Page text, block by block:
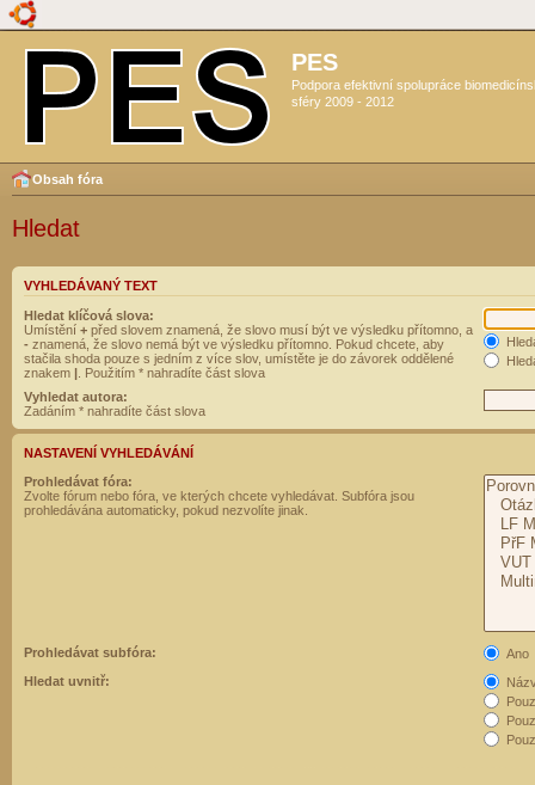
PES
Podpora efektivní spolupráce
sféry 2009 - 2012
Obsah fóra
Hledat
VYHLEDÁVANÝ TEXT
Hledat klíčová slova:
Umístění + před slovem znamená, že slovo musí být ve výsledku přítomno, a
- znamená, že slovo nemá být ve výsledku přítomno. Pokud chcete, aby
stačila shoda pouze s jedním z více slov, umístěte je do závorek oddělené
znakem | . Použitím * nahradíte část slova
Vyhledat autora:
Zadáním * nahradíte část slova
NASTAVENÍ VYHLEDÁVÁNÍ
Prohledávat fóra:
Zvolte fórum nebo fóra, ve kterých chcete vyhledávat. Subfóra jsou
prohledávána automaticky, pokud nezvolíte jinak.
Prohledávat subfóra:
Ano
Hledat uvnitř: